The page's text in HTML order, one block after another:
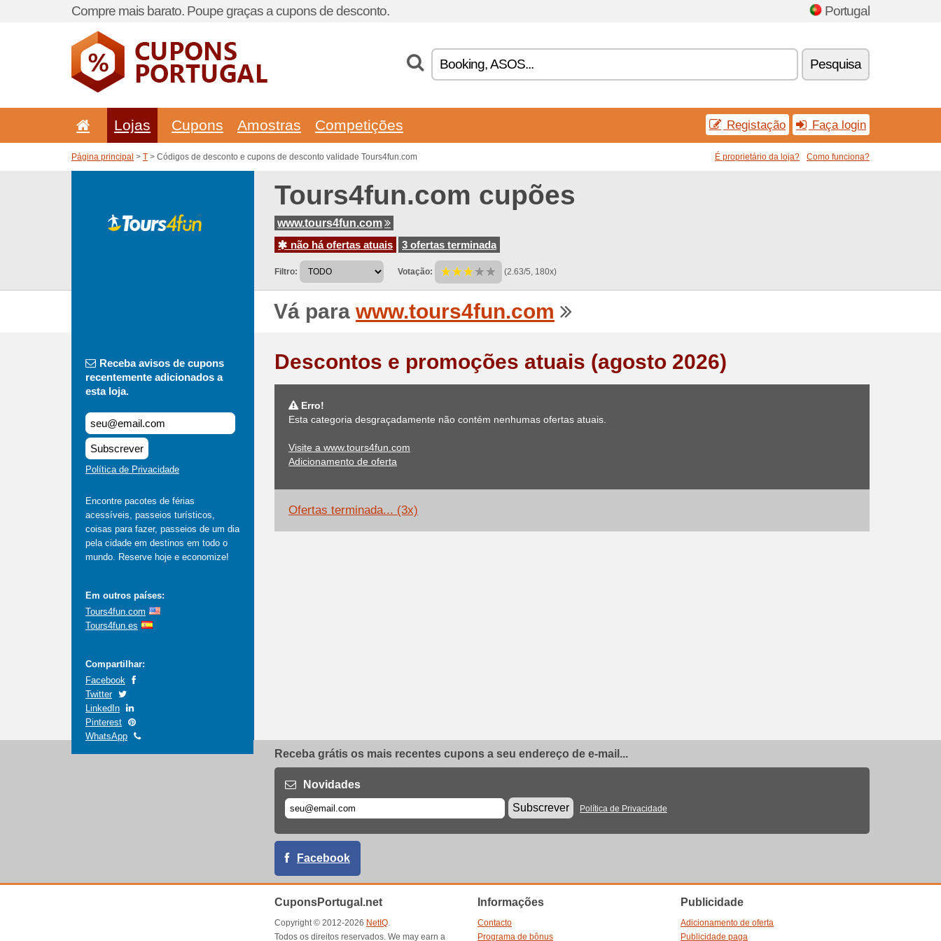
Compre mais barato. Poupe graças a cupons de desconto. Portugal
Pesquisa
Lojas Cupons Amostras Competições Registação Faça login
Página principal > T > Códigos de desconto e cupons de desconto validade Tours4fun.com É proprietário da loja? Como funciona?
Tours4fun.com cupões
www.tours4fun.com
não há ofertas atuais
3 ofertas terminada
Filtro: Votação: (2.63/5, 180x)
Vá para www.tours4fun.com
Receba avisos de cupons
recentemente adicionados a
esta loja.
Subscrever
Política de Privacidade
Encontre pacotes de férias
acessíveis, passeios turísticos,
coisas para fazer, passeios de um dia
pela cidade em destinos em todo o
mundo. Reserve hoje e economize!
Em outros países:
Tours4fun.com
Tours4fun.es
Compartilhar:
Facebook
Twitter
LinkedIn
Pinterest
WhatsApp
Descontos e promoções atuais (agosto 2026)
Erro!
Esta categoria desgraçadamente não contém nenhumas ofertas atuais.
Visite a www.tours4fun.com
Adicionamento de oferta
Ofertas terminada... (3x)
Receba grátis os mais recentes cupons a seu endereço de e-mail...
Novidades
Subscrever
Política de Privacidade
Facebook
CuponsPortugal.net
Copyright © 2012-2026 NetIQ.
Todos os direitos reservados. We may earn a
Informações
Contacto
Programa de bônus
Publicidade
Adicionamento de oferta
Publicidade paga